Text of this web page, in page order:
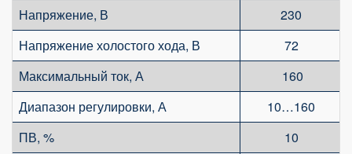
Напряжение, В
230
Напряжение холостого хода, В
72
Максимальный ток, А
160
Диапазон регулировки, А
10…160
ПВ, %
10